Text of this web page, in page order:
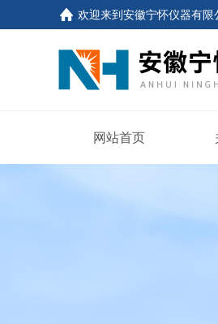
欢迎来到安徽宁怀仪器有限
网站首页